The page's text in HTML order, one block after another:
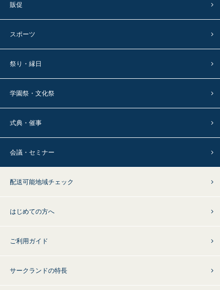
販促
スポーツ
祭り・縁日
学園祭・文化祭
式典・催事
会議・セミナー
配送可能地域チェック
はじめての方へ
ご利用ガイド
サークランドの特長